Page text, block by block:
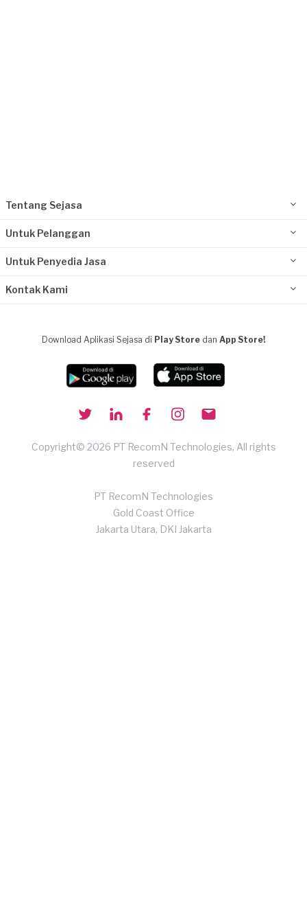
Tentang Sejasa
Untuk Pelanggan
Untuk Penyedia Jasa
Kontak Kami
Download Aplikasi Sejasa di Play Store dan App Store!
Copyright© 2026 PT RecomN Technologies, All rights
reserved
PT RecomN Technologies
Gold Coast Office
Jakarta Utara, DKI Jakarta